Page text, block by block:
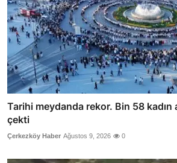
Tarihi meydanda rekor. Bin 58 kadın
çekti
Çerkezköy Haber Ağustos 9, 2026 0